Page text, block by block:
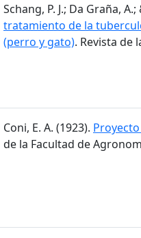
Schang, P. J.; Da Graña,
tratamiento de la
(perro y gato). Revista de
Coni, E. A. (1923).
de la Facultad de